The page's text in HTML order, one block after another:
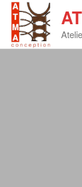
Skip
content